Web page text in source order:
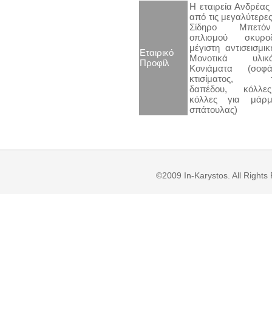
Εταιρικό
Προφίλ
Η εταιρεία
από τις
Σίδηρο
οπλισμού
μέγιστη
Μονοτικά
Κονιάματα
κτισίματος,
δαπέδου,
κόλλες για
σπάτουλας)
©2009 In-Karystos. All